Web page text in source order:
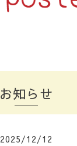
お知らせ
2025/12/12